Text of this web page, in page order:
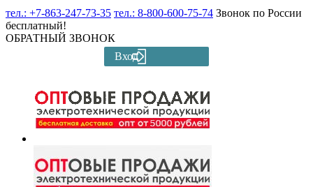
тел.: +7-863-247-73-35 тел.: 8-800-600-75-74 Звонок по России
бесплатный!
ОБРАТНЫЙ ЗВОНОК
Вход